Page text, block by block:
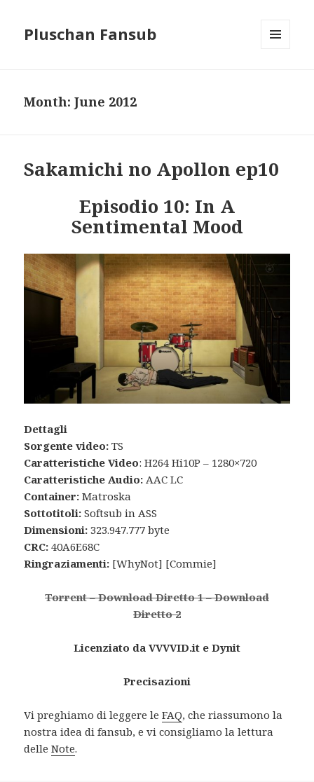
Pluschan Fansub
Month:June 2012
Sakamichi no Apollon ep10
Episodio 10: In A
Sentimental Mood
Dettagli
Sorgente video:TS
Caratteristiche Video: H264 Hi10P – 1280×720
Caratteristiche Audio: AAC LC
Container: Matroska
Sottotitoli: Softsub in ASS
Dimensioni: 323.947.777 byte
CRC: 40A6E68C
Ringraziamenti: [WhyNot] [Commie]
Torrent–Download Diretto 1–Download
Diretto 2
Licenziato da VVVVID.it e Dynit
Precisazioni
Vi preghiamo di leggere leFAQ, che riassumono la
nostra idea di fansub, e vi consigliamo la lettura
delleNote.